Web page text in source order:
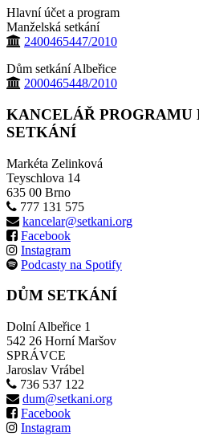
Hlavní účet a program
Manželská setkání
2400465447/2010
Dům setkání Albeřice
2000465448/2010
KANCELÁŘ PROGRAMU
SETKÁNÍ
Markéta Zelinková
Teyschlova 14
635 00 Brno
777 131 575
kancelar@setkani.org
Facebook
Instagram
Podcasty na Spotify
DŮM SETKÁNÍ
Dolní Albeřice 1
542 26 Horní Maršov
SPRÁVCE
Jaroslav Vrábel
736 537 122
dum@setkani.org
Facebook
Instagram